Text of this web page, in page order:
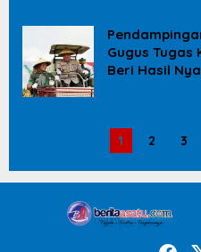
Gugus Tugas
Beri Hasil
1 2 3